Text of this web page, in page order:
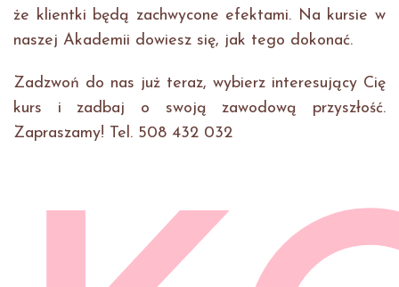
że klientki będą zachwycone efektami. Na kursie w
naszej Akademii dowiesz się, jak tego dokonać.
Zadzwoń do nas już teraz, wybierz interesujący Cię
kurs i zadbaj o swoją zawodową przyszłość.
Zapraszamy! Tel. 508 432 032